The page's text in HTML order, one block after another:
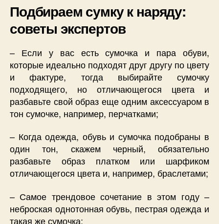
Подбираем сумку к наряду:
советы экспертов
– Если у вас есть сумочка и пара обуви,
которые идеально подходят друг другу по цвету
и фактуре, тогда выбирайте сумочку
подходящего, но отличающегося цвета и
разбавьте свой образ еще одним аксессуаром в
тон сумочке, например, перчатками;
– Когда одежда, обувь и сумочка подобраны в
один тон, скажем черный, обязательно
разбавьте образ платком или шарфиком
отличающегося цвета и, например, браслетами;
– Самое трендовое сочетание в этом году –
неброская однотонная обувь, пестрая одежда и
такая же сумочка;